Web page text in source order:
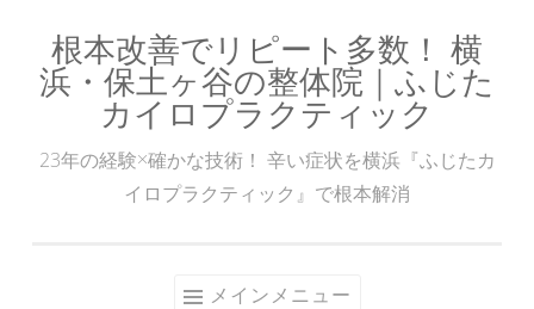
ン
根本改善でリピート多数！ 横
浜・保土ヶ谷の整体院｜ふじた
カイロプラクティック
23年の経験×確かな技術！ 辛い症状を横浜『ふじたカ
イロプラクティック』で根本解消
メインメニュー